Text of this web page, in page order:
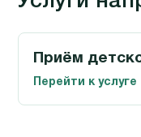
Приём
Перейти к услуге